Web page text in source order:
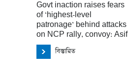
Govt inaction raises fears
of ‘highest-level
patronage’ behind attacks
on NCP rally, convoy: Asif
বিস্তারিত